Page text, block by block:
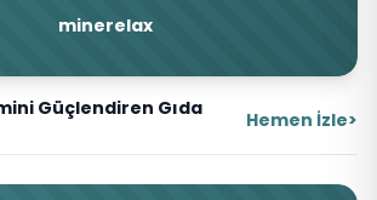
minerelax
Güçlendiren Gıda
Hemen İzle>